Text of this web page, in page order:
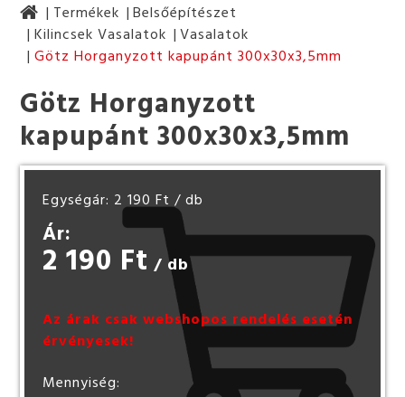
Termékek
Belsőépítészet
Kilincsek Vasalatok
Vasalatok
Götz Horganyzott kapupánt 300x30x3,5mm
Götz Horganyzott
kapupánt 300x30x3,5mm
Egységár: 2 190 Ft / db
Ár:
2 190 Ft / db
Az árak csak webshopos rendelés esetén
érvényesek!
Mennyiség: